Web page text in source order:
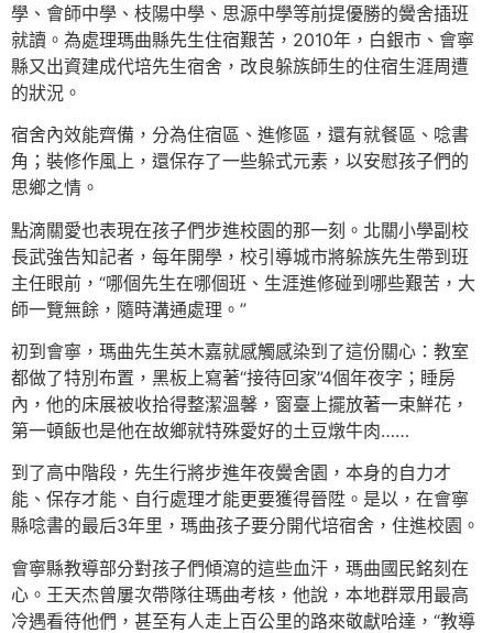
學、會師中學、枝陽中學、思源中學等前提優勝的黌舍插班
就讀。為處理瑪曲縣先生住宿艱苦，2010年，白銀市、會寧
縣又出資建成代培先生宿舍，改良躲族師生的住宿生涯周遭
的狀況。
宿舍內效能齊備，分為住宿區、進修區，還有就餐區、唸書
角；裝修作風上，還保存了一些躲式元素，以安慰孩子們的
思鄉之情。
點滴關愛也表現在孩子們步進校園的那一刻。北關小學副校
長武強告知記者，每年開學，校引導城市將躲族先生帶到班
主任眼前，“哪個先生在哪個班、生涯進修碰到哪些艱苦，大
師一覽無餘，隨時溝通處理。”
初到會寧，瑪曲先生英木嘉就感觸感染到了這份關心：教室
都做了特別布置，黑板上寫著“接待回家”4個年夜字；睡房
內，他的床展被收拾得整潔溫馨，窗臺上擺放著一束鮮花，
第一頓飯也是他在故鄉就特殊愛好的土豆燉牛肉……
到了高中階段，先生行將步進年夜黌舍園，本身的自力才
能、保存才能、自行處理才能更要獲得晉陞。是以，在會寧
縣唸書的最后3年里，瑪曲孩子要分開代培宿舍，住進校園。
會寧縣教導部分對孩子們傾瀉的這些血汗，瑪曲國民銘刻在
心。王天杰曾屢次帶隊往瑪曲考核，他說，本地群眾用最高
冷遇看待他們，甚至有人走上百公里的路來敬獻哈達，“教導